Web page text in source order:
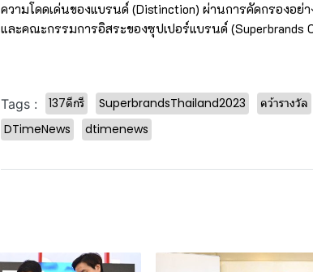
ความโดดเด่นของแบรนด์ (Distinction) ผ่านการคัดกรองอย่
และคณะกรรมการอิสระของซุปเปอร์แบรนด์ (Superbrands
Tags : 137ดีกรี SuperbrandsThailand2023 คว้ารางวัล
DTimeNews
dtimenews